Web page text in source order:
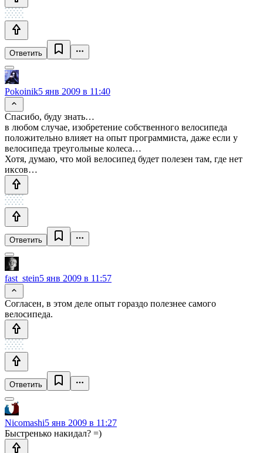
Ответить
Pokoinik5 янв 2009 в 11:40
Спасибо, буду знать…
в любом случае, изобретение собственного велосипеда
положительно влияет на опыт программиста, даже если у
велосипеда треугольные колеса…
Хотя, думаю, что мой велосипед будет полезен там, где нет
иксов…
Ответить
fast_stein5 янв 2009 в 11:57
Согласен, в этом деле опыт гораздо полезнее самого
велосипеда.
Ответить
Nicomashi5 янв 2009 в 11:27
Быстренько накидал? =)